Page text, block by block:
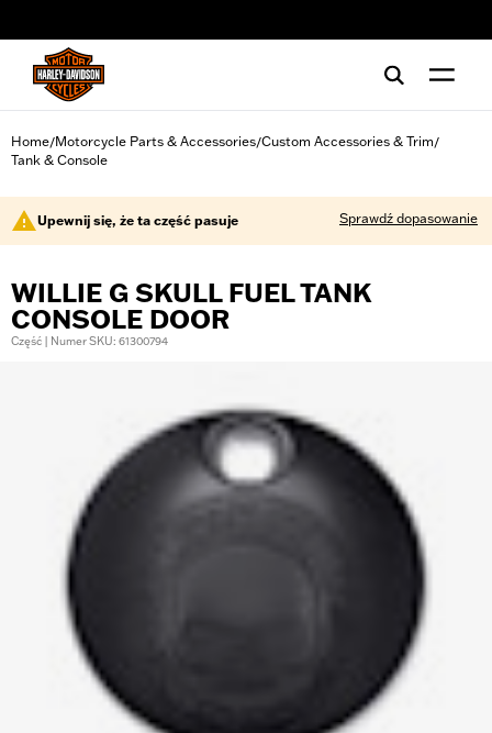
Home/Motorcycle Parts & Accessories/Custom Accessories & Trim/
Tank & Console
Upewnij się, że ta część pasuje Sprawdź dopasowanie
WILLIE G SKULL FUEL TANK
CONSOLE DOOR
Część | Numer SKU: 61300794